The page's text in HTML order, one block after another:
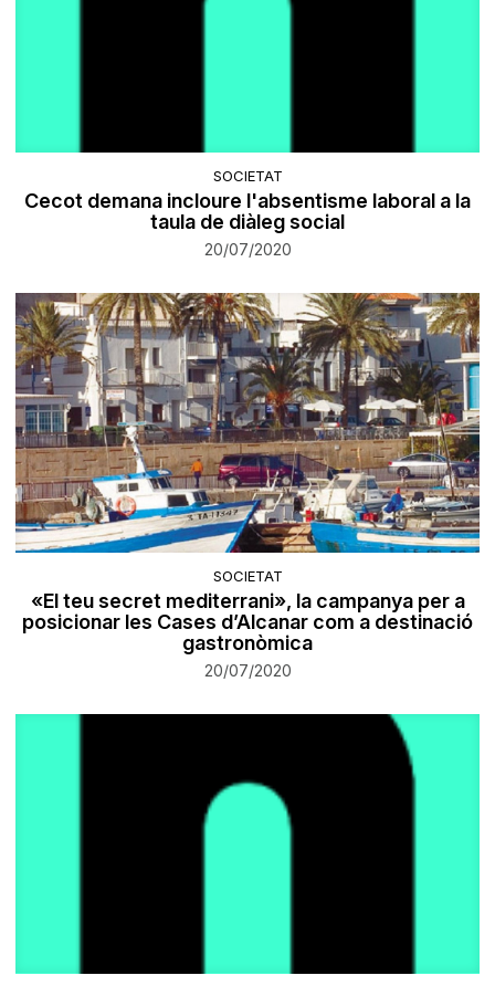
SOCIETAT
Cecot demana incloure l'absentisme laboral a la
taula de diàleg social
20/07/2020
SOCIETAT
«El teu secret mediterrani», la campanya per a
posicionar les Cases d’Alcanar com a destinació
gastronòmica
20/07/2020